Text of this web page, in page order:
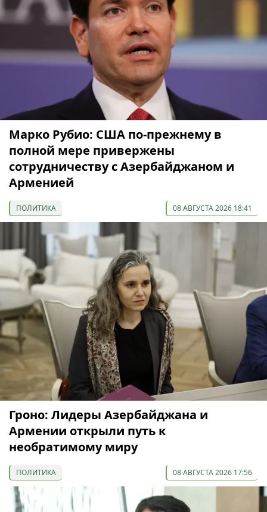
Марко Рубио: США по-прежнему в
полной мере привержены
сотрудничеству с Азербайджаном и
Арменией
ПОЛИТИКА 08 АВГУСТА 2026 18:41
Гроно: Лидеры Азербайджана и
Армении открыли путь к
необратимому миру
ПОЛИТИКА 08 АВГУСТА 2026 17:56